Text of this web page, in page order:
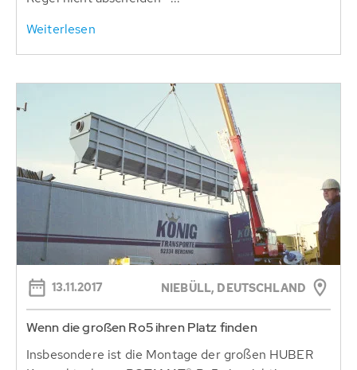
Weiterlesen
13.11.2017 NIEBÜLL, DEUTSCHLAND
Wenn die großen Ro5 ihren Platz finden
Insbesondere ist die Montage der großen HUBER